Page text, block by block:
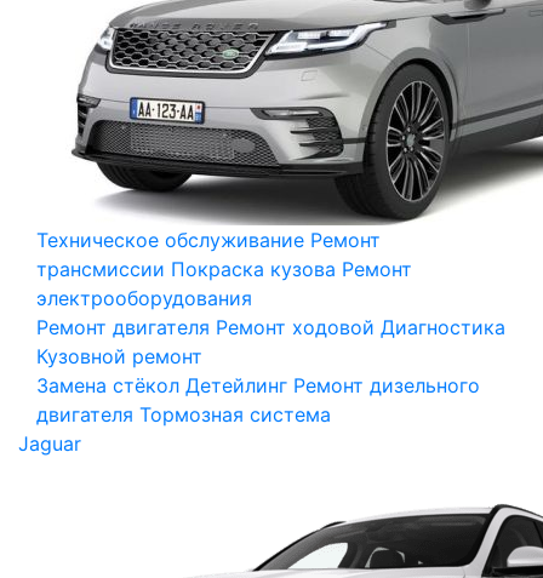
Техническое обслуживание Ремонт
трансмиссии Покраска кузова Ремонт
электрооборудования
Ремонт двигателя Ремонт ходовой Диагностика
Кузовной ремонт
Замена стёкол Детейлинг Ремонт дизельного
двигателя Тормозная система
Jaguar